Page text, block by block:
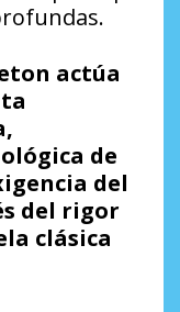
actúa
de
del
del rigor
clásica